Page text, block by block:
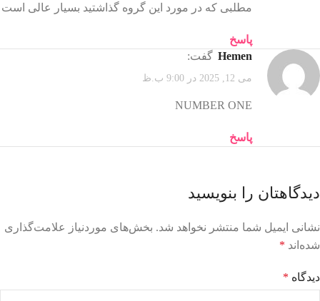
مطلبی که در مورد این گروه گذاشتید بسیار عالی است
پاسخ
hemen
گفت:
می 12, 2025 در 9:00 ب.ظ
NUMBER ONE
پاسخ
دیدگاهتان را بنویسید
نشانی ایمیل شما منتشر نخواهد شد. بخش‌های موردنیاز علامت‌گذاری
شده‌اند *
دیدگاه *